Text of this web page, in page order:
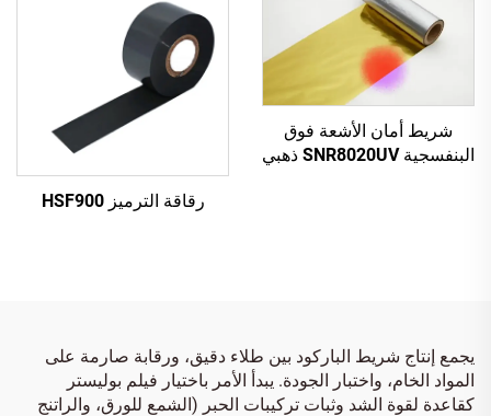
شريط أمان الأشعة فوق
البنفسجية SNR8020UV ذهبي
رقاقة الترميز HSF900
يجمع إنتاج شريط الباركود بين طلاء دقيق، ورقابة صارمة على
المواد الخام، واختبار الجودة. يبدأ الأمر باختيار فيلم بوليستر
كقاعدة لقوة الشد وثبات تركيبات الحبر (الشمع للورق، والراتنج